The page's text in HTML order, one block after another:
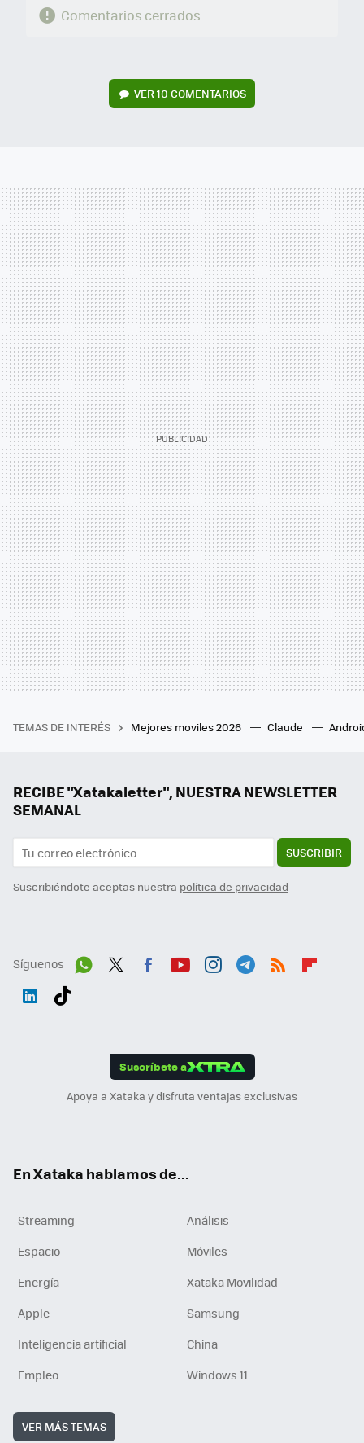
Comentarios cerrados
VER10 COMENTARIOS
TEMAS DE INTERÉS Mejores moviles 2026 Claude
RECIBE "Xatakaletter", NUESTRA NEWSLETTER
SEMANAL
SUSCRIBIR
Suscribiéndote aceptas nuestra política de privacidad
Síguenos
Suscríbete a
Apoya a Xataka y disfruta ventajas exclusivas
En Xataka hablamos de...
Streaming
Análisis
Espacio
Móviles
Energía
Xataka Movilidad
Apple
Samsung
Inteligencia artificial
China
Empleo
Windows 11
VER MÁS TEMAS